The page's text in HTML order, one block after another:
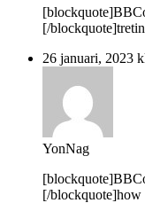
[/
26 januari, 2023
YonNag
[/